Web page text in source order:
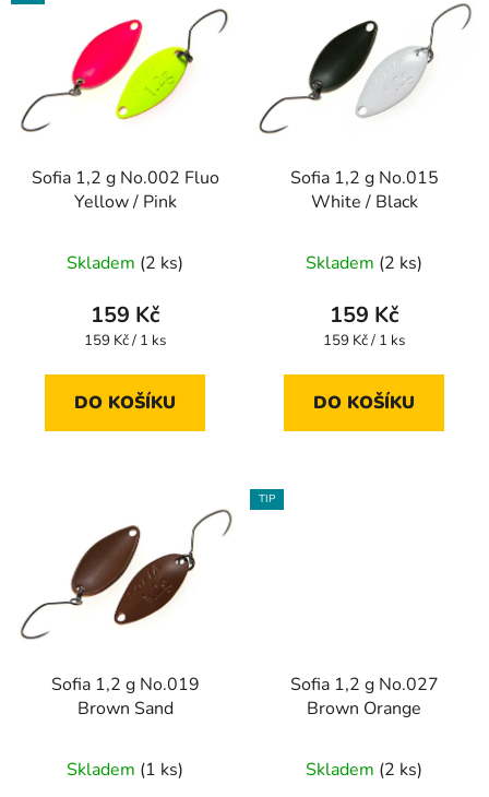
k
ý
p
Sofia 1,2 g No.002 Fluo
Yellow / Pink
Skladem (2 ks)
159 Kč
Měrná
159 Kč / 1 ks
DO KOŠÍKU
Sofia 1,2 g No.015
White / Black
Skladem (2 ks)
159 Kč
Měrná
159 Kč / 1 ks
DO KOŠÍKU
Sofia 1,2 g No.019
Brown Sand
Skladem (1 ks)
TIP
Sofia 1,2 g No.027
Brown Orange
Skladem (2 ks)